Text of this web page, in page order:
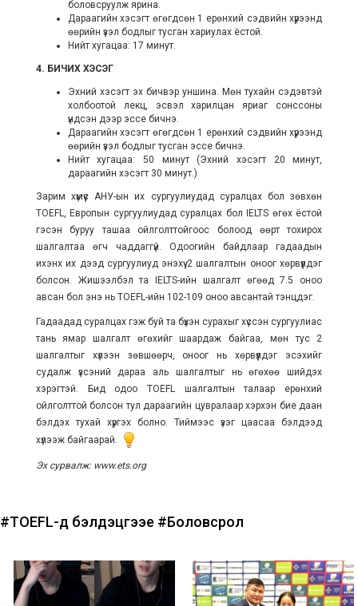
боловсруулж ярина.
Дараагийн хэсэгт өгөгдсөн 1 ерөнхий сэдвийн хүрээнд
өөрийн үзэл бодлыг тусган хариулах ёстой.
Нийт хугацаа: 17 минут.
4. БИЧИХ ХЭСЭГ
Эхний хэсэгт эх бичвэр уншина. Мөн тухайн сэдэвтэй
холбоотой лекц, эсвэл харилцан яриаг сонссоны
үндсэн дээр эссе бичнэ.
Дараагийн хэсэгт өгөгдсөн 1 ерөнхий сэдвийн хүрээнд
өөрийн үзэл бодлыг тусган эссе бичнэ.
Нийт хугацаа: 50 минут (Эхний хэсэгт 20 минут,
дараагийн хэсэгт 30 минут.)
Зарим хүмүүс АНУ-ын их сургуулиудад суралцах бол зөвхөн
TOEFL, Европын сургуулиудад суралцах бол IELTS өгөх ёстой
гэсэн буруу ташаа ойлголттойгоос болоод өөрт тохирох
шалгалтаа өгч чаддаггүй. Одоогийн байдлаар гадаадын
ихэнх их дээд сургуулиуд энэхүү 2 шалгалтын оноог хөрвүүлдэг
болсон. Жишээлбэл та IELTS-ийн шалгалт өгөөд 7.5 оноо
авсан бол энэ нь TOEFL-ийн 102-109 оноо авсантай тэнцдэг.
Гадаадад суралцах гэж буй та бүхэн сурахыг хүссэн сургуулиас
тань ямар шалгалт өгөхийг шаардаж байгаа, мөн тус 2
шалгалтыг хүлээн зөвшөөрч, оноог нь хөрвүүлдэг эсэхийг
судалж үзсэний дараа аль шалгалтыг нь өгөхөө шийдэх
хэрэгтэй. Бид одоо TOEFL шалгалтын талаар ерөнхий
ойлголттой болсон тул дараагийн цувралаар хэрхэн бие даан
бэлдэх тухай хүргэх болно. Тиймээс үзэг цаасаа бэлдээд
хүлээж байгаарай.
Эх сурвалж: www.ets.org
#TOEFL-д бэлдэцгээе #Боловсрол